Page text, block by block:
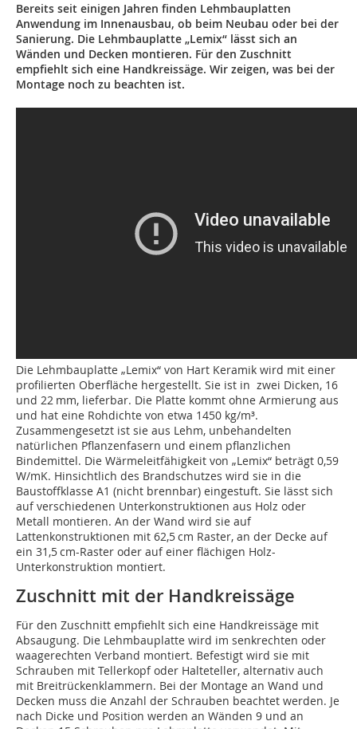
Bereits seit einigen Jahren finden Lehmbauplatten
Anwendung im Innenausbau, ob beim Neubau oder bei der
Sanierung. Die Lehmbauplatte „Lemix“ lässt sich an
Wänden und Decken montieren. Für den Zuschnitt
empfiehlt sich eine Handkreissäge. Wir zeigen, was bei der
Montage noch zu beachten ist.
Die Lehmbauplatte „Lemix“ von Hart Keramik wird mit einer
profilierten Oberfläche hergestellt. Sie ist in zwei Dicken, 16
und 22 mm, lieferbar. Die Platte kommt ohne Armierung aus
und hat eine Rohdichte von etwa 1450 kg/m³.
Zusammengesetzt ist sie aus Lehm, unbehandelten
natürlichen Pflanzenfasern und einem pflanzlichen
Bindemittel. Die Wärmeleitfähigkeit von „Lemix“ beträgt 0,59
W/mK. Hinsichtlich des Brandschutzes wird sie in die
Baustoffklasse A1 (nicht brennbar) eingestuft. Sie lässt sich
auf verschiedenen Unterkonstruktionen aus Holz oder
Metall montieren. An der Wand wird sie auf
Lattenkonstruktionen mit 62,5 cm Raster, an der Decke auf
ein 31,5 cm-Raster oder auf einer flächigen Holz-
Unterkonstruktion montiert.
Zuschnitt mit der Handkreissäge
Für den Zuschnitt empfiehlt sich eine Handkreissäge mit
Absaugung. Die Lehmbauplatte wird im senkrechten oder
waagerechten Verband montiert. Befestigt wird sie mit
Schrauben mit Tellerkopf oder Halteteller, alternativ auch
mit Breitrückenklammern. Bei der Montage an Wand und
Decken muss die Anzahl der Schrauben beachtet werden. Je
nach Dicke und Position werden an Wänden 9 und an